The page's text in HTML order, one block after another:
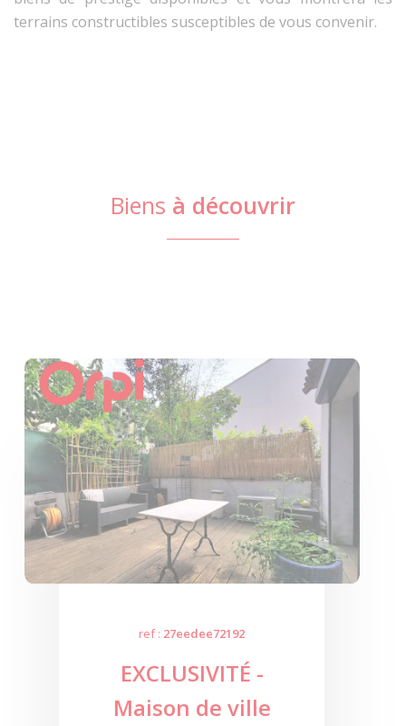
terrains constructibles susceptibles de vous convenir.
Biens à découvrir
ref : 27eedee72192
EXCLUSIVITÉ -
Maison de ville